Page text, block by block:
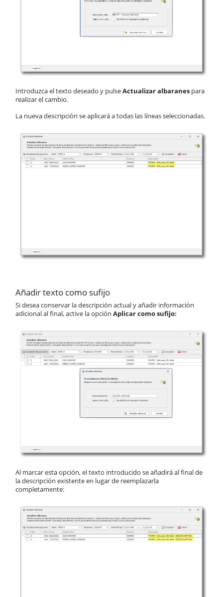
Introduzca el texto deseado y pulseActualizar albaranes para
realizar el cambio.
La nueva descripción se aplicará a todas las líneas seleccionadas.
Añadir texto como sufijo
Si desea conservar la descripción actual y añadir información
adicional al final, active la opción Aplicar como sufijo:
Al marcar esta opción, el texto introducido se añadirá al final de
la descripción existente en lugar de reemplazarla
completamente: